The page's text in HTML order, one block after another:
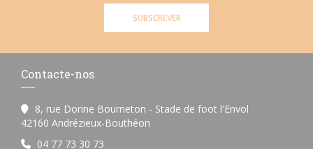
SUBSCREVER
Contacte-nos
8, rue Dorine Bourneton - Stade de foot l'Envol
42160 Andrézieux-Bouthéon
04 77 73 30 73